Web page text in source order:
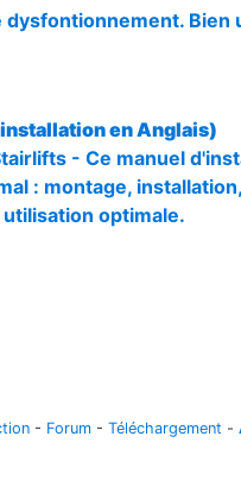
en Anglais)
- Ce manuel
: montage,
optimale.
- Forum - Téléchargement -